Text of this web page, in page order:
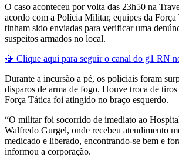
O caso aconteceu por volta das 23h50 na
acordo com a Polícia Militar, equipes da Força
tinham sido enviadas para verificar uma
suspeitos armados no local.
📳 Clique aqui para seguir o canal do g1 RN
Durante a incursão a pé, os policiais foram
disparos de arma de fogo. Houve troca de tiros
Força Tática foi atingido no braço esquerdo.
“O militar foi socorrido de imediato ao
Walfredo Gurgel, onde recebeu atendimento
medicado e liberado, encontrando-se bem e
informou a corporação.